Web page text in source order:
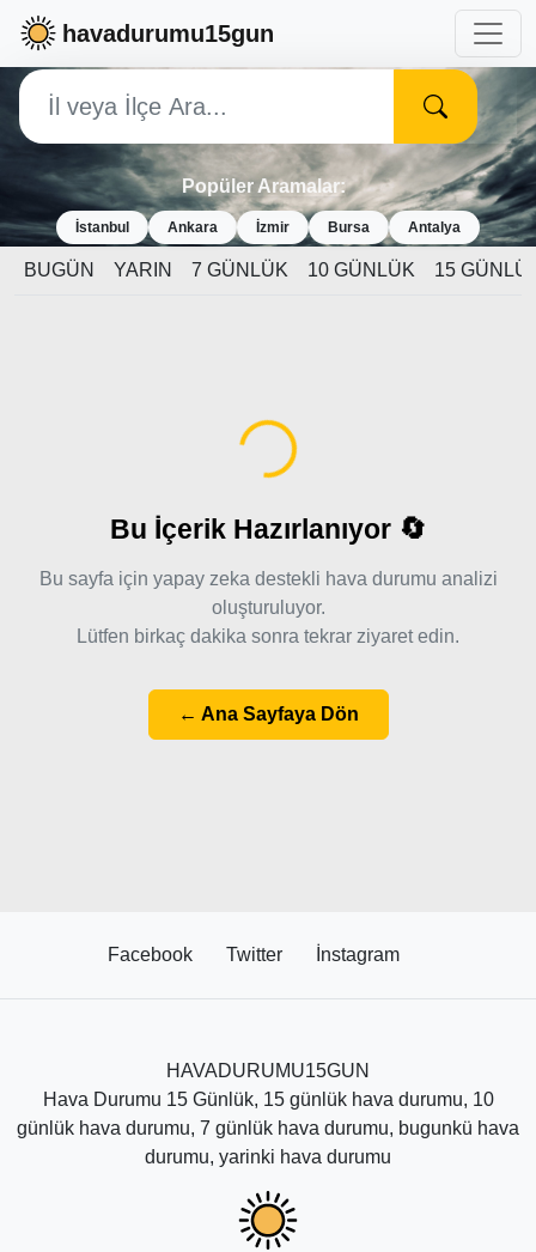
havadurumu15gun
Popüler Aramalar:
İstanbul Ankara İzmir Bursa Antalya
BUGÜN YARIN 7 GÜNLÜK 10 GÜNLÜK 15
Yükleniyor...
Bu İçerik Hazırlanıyor 🔄
Bu sayfa için yapay zeka destekli hava durumu analizi
oluşturuluyor.
Lütfen birkaç dakika sonra tekrar ziyaret edin.
← Ana Sayfaya Dön
Facebook Twitter İnstagram
HAVADURUMU15GUN
Hava Durumu 15 Günlük, 15 günlük hava durumu, 10
günlük hava durumu, 7 günlük hava durumu, bugunkü hava
durumu, yarinki hava durumu